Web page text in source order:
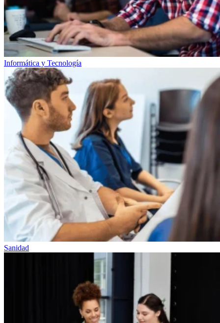
Informática y Tecnología
Sanidad